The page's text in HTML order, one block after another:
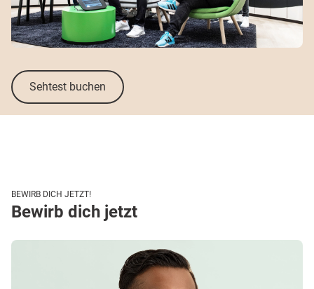
Sehtest buchen
BEWIRB DICH JETZT!
Bewirb dich jetzt